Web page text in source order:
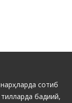
сотиб
бадиий,